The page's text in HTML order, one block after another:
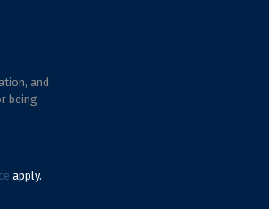
and
being
apply.